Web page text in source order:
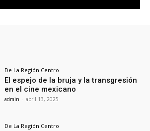
De La Región Centro
El espejo de la bruja y la transgresión
en el cine mexicano
admin - abril 13, 2025
De La Región Centro